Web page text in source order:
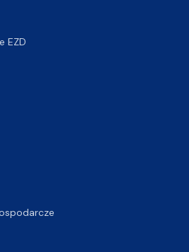
EZD